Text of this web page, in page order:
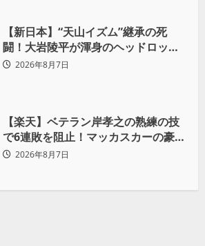
【新日本】“天山イズム”継承の死
闘！大岩陵平が渾身のヘッドロック
で後藤洋央紀からタップ奪取 執念の
2026年8月7日
【楽天】ベテラン岸孝之の熟練の技
で6連敗を阻止！マッカスカーの豪
快2ランと粘りの継投でオリックス
2026年8月7日